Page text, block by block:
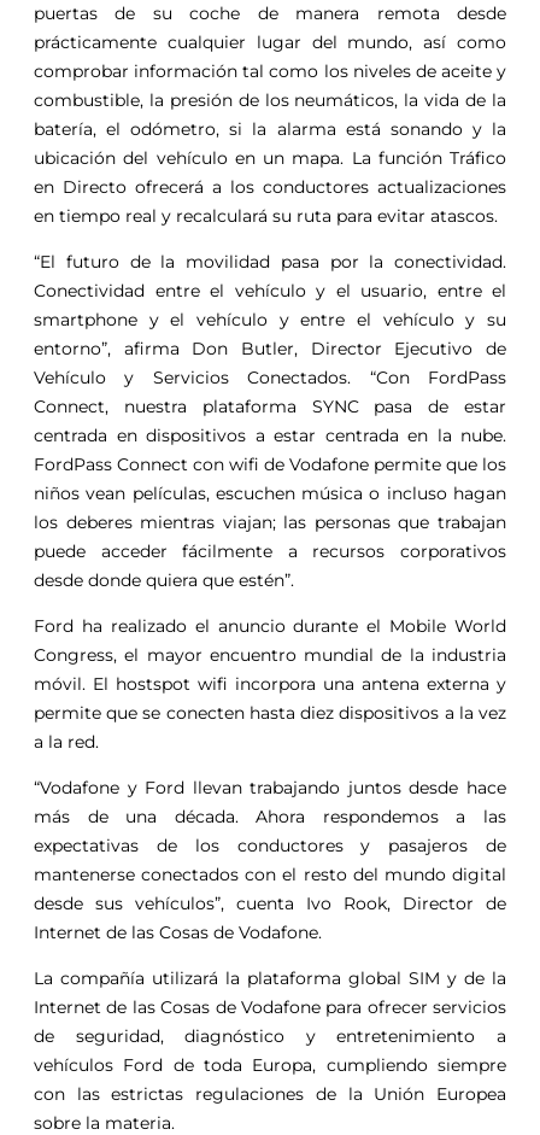
puertas de su coche de manera remota desde
prácticamente cualquier lugar del mundo, así como
comprobar información tal como los niveles de aceite y
combustible, la presión de los neumáticos, la vida de la
batería, el odómetro, si la alarma está sonando y la
ubicación del vehículo en un mapa. La función Tráfico
en Directo ofrecerá a los conductores actualizaciones
en tiempo real y recalculará su ruta para evitar atascos.
“El futuro de la movilidad pasa por la conectividad.
Conectividad entre el vehículo y el usuario, entre el
smartphone y el vehículo y entre el vehículo y su
entorno”, afirma Don Butler, Director Ejecutivo de
Vehículo y Servicios Conectados. “Con FordPass
Connect, nuestra plataforma SYNC pasa de estar
centrada en dispositivos a estar centrada en la nube.
FordPass Connect con wifi de Vodafone permite que los
niños vean películas, escuchen música o incluso hagan
los deberes mientras viajan; las personas que trabajan
puede acceder fácilmente a recursos corporativos
desde donde quiera que estén”.
Ford ha realizado el anuncio durante el Mobile World
Congress, el mayor encuentro mundial de la industria
móvil. El hostspot wifi incorpora una antena externa y
permite que se conecten hasta diez dispositivos a la vez
a la red.
“Vodafone y Ford llevan trabajando juntos desde hace
más de una década. Ahora respondemos a las
expectativas de los conductores y pasajeros de
mantenerse conectados con el resto del mundo digital
desde sus vehículos”, cuenta Ivo Rook, Director de
Internet de las Cosas de Vodafone.
La compañía utilizará la plataforma global SIM y de la
Internet de las Cosas de Vodafone para ofrecer servicios
de seguridad, diagnóstico y entretenimiento a
vehículos Ford de toda Europa, cumpliendo siempre
con las estrictas regulaciones de la Unión Europea
sobre la materia.